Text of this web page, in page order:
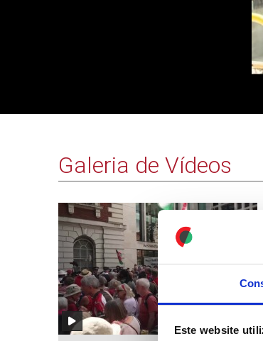
Este website
Galeria de Vídeos